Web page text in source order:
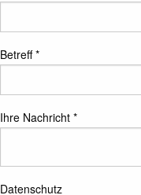
Betreff*
Ihre Nachricht *
Datenschutz